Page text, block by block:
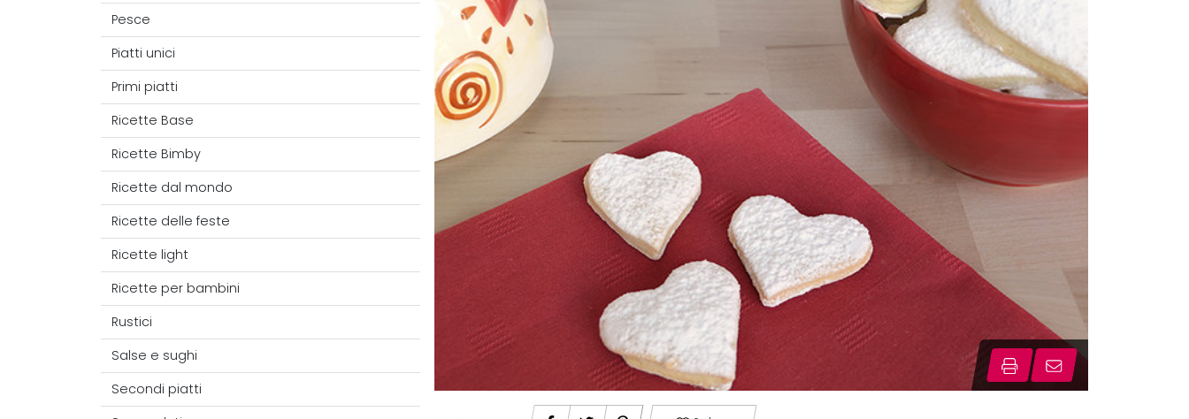
Pesce
Piatti unici
Primi piatti
Ricette Base
Ricette Bimby
Ricette dal mondo
Ricette delle feste
Ricette light
Ricette per bambini
Rustici
Salse e sughi
Secondi piatti